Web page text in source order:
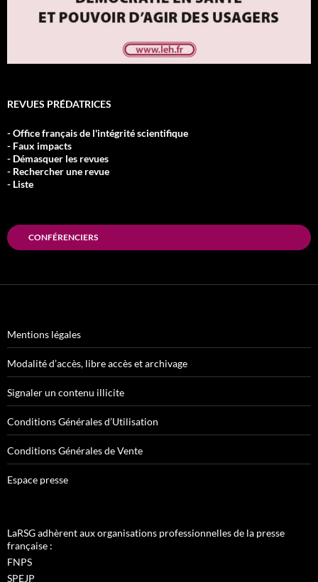
REVUES PRÉDATRICES
- Office français de l'intégrité scientifique
- Faux impacts
- Démasquer les revues
- Rechercher une revue
- Liste
CONFÉRENCIERS
Mentions légales
Modalité d’accès, libre accès et archivage
Signaler un contenu illicite
Conditions Générales d’Utilisation
Conditions Générales de Vente
Espace presse
LaRSG adhèrent aux organisations professionnelles de la presse
française :
FNPS
SPEJP